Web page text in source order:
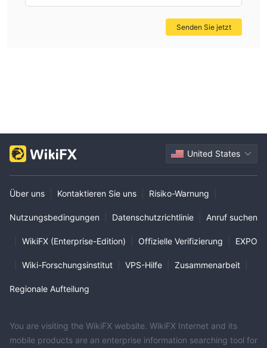
Informationen zu kontaktieren. Nicht alle Brokerunternehmen
sind gleich. Die besten Brokerunternehmen bieten Ihnen nicht
Senden Sie jetzt
United States
Über uns Kontaktieren Sie uns Risiko-Warnung
Nutzungsbedingungen Datenschutzrichtlinie Anruf suchen
WikiFX (Enterprise-Edition) Offizielle Verifizierung EXPO
Wiki-Forschungsinstitut VPS-Hilfe Zusammenarbeit
Regionale Aufteilung
You are visiting the WikiFX website. WikiFX Internet and its
mobile products are an enterprise information searching tool for